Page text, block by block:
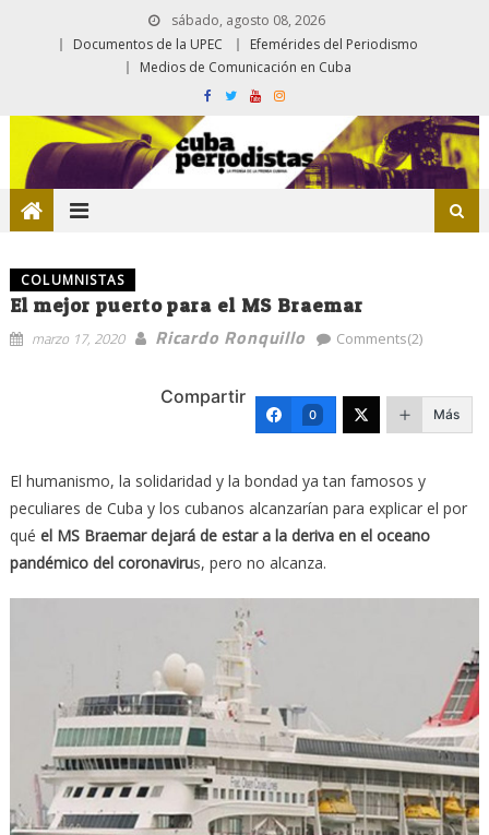
sábado, agosto 08, 2026
Documentos de la UPEC
Efemérides del Periodismo
Medios de Comunicación en Cuba
COLUMNISTAS
El mejor puerto para el MS Braemar
marzo 17, 2020 Ricardo Ronquillo Comments(2)
Compartir
0 Más
El humanismo, la solidaridad y la bondad ya tan famosos y
peculiares de Cuba y los cubanos alcanzarían para explicar el por
qué el MS Braemar dejará de estar a la deriva en el oceano
pandémico del coronavirus, pero no alcanza.